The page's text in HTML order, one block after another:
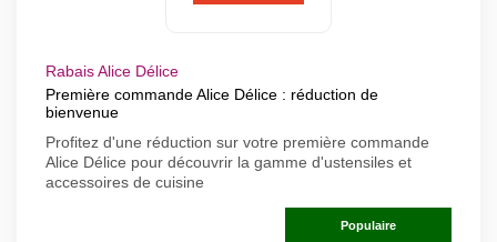
Rabais Alice Délice
Première commande Alice Délice : réduction de
bienvenue
Profitez d'une réduction sur votre première commande
Alice Délice pour découvrir la gamme d'ustensiles et
accessoires de cuisine
Populaire